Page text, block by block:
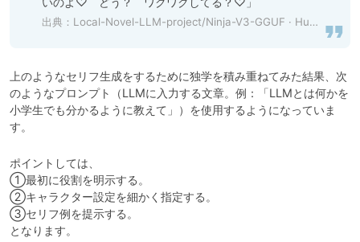
出典： Local-Novel-LLM-project/Ninja-V3-GGUF · Hugging Face
上のようなセリフ生成をするために独学を積み重ねてみた結果、次
のようなプロンプト（LLMに入力する文章。例：「LLMとは何かを
小学生でも分かるように教えて」）を使用するようになっていま
す。
ポイントしては、
①最初に役割を明示する。
②キャラクター設定を細かく指定する。
③セリフ例を提示する。
となります。